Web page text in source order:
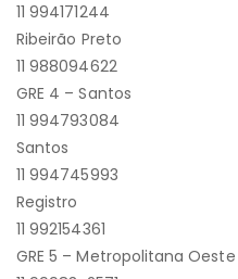
11 994171244
Ribeirão Preto
11 988094622
GRE 4 – Santos
11 994793084
Santos
11 994745993
Registro
11 992154361
GRE 5 – Metropolitana Oeste